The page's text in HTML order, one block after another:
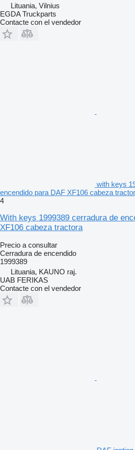
Lituania, Vilnius
EGDA Truckparts
Contacte con el vendedor
with keys
encendido para DAF XF106 cabeza
4
With keys 1999389 cerradura de
XF106 cabeza tractora
Precio a consultar
Cerradura de encendido
1999389
Lituania, KAUNO raj.
UAB FERIKAS
Contacte con el vendedor